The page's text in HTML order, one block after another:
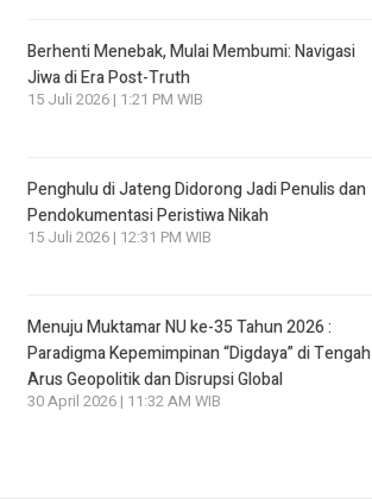
Berhenti Menebak, Mulai Membumi: Navigasi
Jiwa di Era Post-Truth
15 Juli 2026 | 1:21 PM WIB
Penghulu di Jateng Didorong Jadi Penulis dan
Pendokumentasi Peristiwa Nikah
15 Juli 2026 | 12:31 PM WIB
Menuju Muktamar NU ke-35 Tahun 2026 :
Paradigma Kepemimpinan “Digdaya” di Tengah
Arus Geopolitik dan Disrupsi Global
30 April 2026 | 11:32 AM WIB